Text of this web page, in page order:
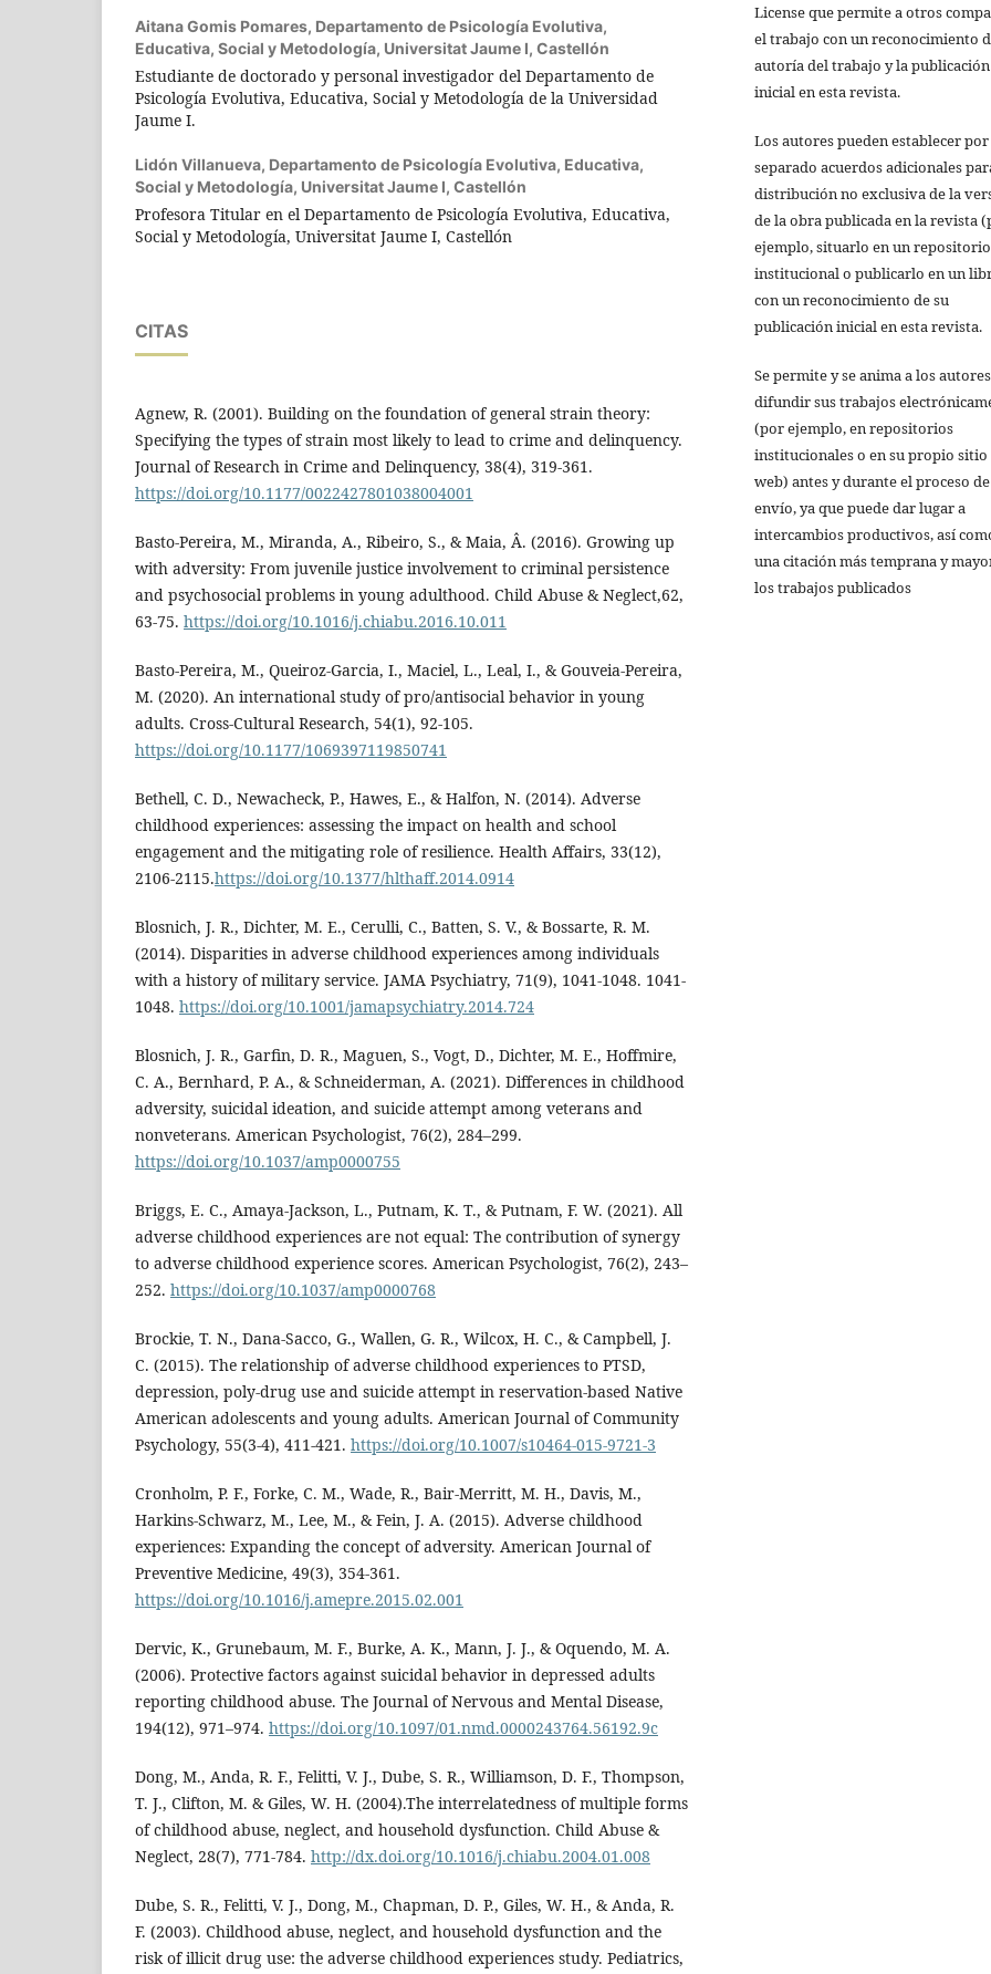
Aitana Gomis Pomares, Departamento de Psicología Evolutiva,
Educativa, Social y Metodología, Universitat Jaume I, Castellón
Estudiante de doctorado y personal investigador del Departamento de
Psicología Evolutiva, Educativa, Social y Metodología de la Universidad
Jaume I.
Lidón Villanueva, Departamento de Psicología Evolutiva, Educativa,
Social y Metodología, Universitat Jaume I, Castellón
Profesora Titular en el Departamento de Psicología Evolutiva, Educativa,
Social y Metodología, Universitat Jaume I, Castellón
CITAS
Agnew, R. (2001). Building on the foundation of general strain theory:
Specifying the types of strain most likely to lead to crime and delinquency.
Journal of Research in Crime and Delinquency, 38(4), 319-361.
https://doi.org/10.1177/0022427801038004001
Basto-Pereira, M., Miranda, A., Ribeiro, S., & Maia, Â. (2016). Growing up
with adversity: From juvenile justice involvement to criminal persistence
and psychosocial problems in young adulthood. Child Abuse & Neglect,62,
63-75. https://doi.org/10.1016/j.chiabu.2016.10.011
Basto-Pereira, M., Queiroz-Garcia, I., Maciel, L., Leal, I., & Gouveia-Pereira,
M. (2020). An international study of pro/antisocial behavior in young
adults. Cross-Cultural Research, 54(1), 92-105.
https://doi.org/10.1177/1069397119850741
Bethell, C. D., Newacheck, P., Hawes, E., & Halfon, N. (2014). Adverse
childhood experiences: assessing the impact on health and school
engagement and the mitigating role of resilience. Health Affairs, 33(12),
2106-2115.https://doi.org/10.1377/hlthaff.2014.0914
Blosnich, J. R., Dichter, M. E., Cerulli, C., Batten, S. V., & Bossarte, R. M.
(2014). Disparities in adverse childhood experiences among individuals
with a history of military service. JAMA Psychiatry, 71(9), 1041-1048. 1041-
1048. https://doi.org/10.1001/jamapsychiatry.2014.724
Blosnich, J. R., Garfin, D. R., Maguen, S., Vogt, D., Dichter, M. E., Hoffmire,
C. A., Bernhard, P. A., & Schneiderman, A. (2021). Differences in childhood
adversity, suicidal ideation, and suicide attempt among veterans and
nonveterans. American Psychologist, 76(2), 284–299.
https://doi.org/10.1037/amp0000755
Briggs, E. C., Amaya-Jackson, L., Putnam, K. T., & Putnam, F. W. (2021). All
adverse childhood experiences are not equal: The contribution of synergy
to adverse childhood experience scores. American Psychologist, 76(2), 243–
252. https://doi.org/10.1037/amp0000768
Brockie, T. N., Dana-Sacco, G., Wallen, G. R., Wilcox, H. C., & Campbell, J.
C. (2015). The relationship of adverse childhood experiences to PTSD,
depression, poly-drug use and suicide attempt in reservation-based Native
American adolescents and young adults. American Journal of Community
Psychology, 55(3-4), 411-421. https://doi.org/10.1007/s10464-015-9721-3
Cronholm, P. F., Forke, C. M., Wade, R., Bair-Merritt, M. H., Davis, M.,
Harkins-Schwarz, M., Lee, M., & Fein, J. A. (2015). Adverse childhood
experiences: Expanding the concept of adversity. American Journal of
Preventive Medicine, 49(3), 354-361.
https://doi.org/10.1016/j.amepre.2015.02.001
Dervic, K., Grunebaum, M. F., Burke, A. K., Mann, J. J., & Oquendo, M. A.
(2006). Protective factors against suicidal behavior in depressed adults
reporting childhood abuse. The Journal of Nervous and Mental Disease,
194(12), 971–974. https://doi.org/10.1097/01.nmd.0000243764.56192.9c
Dong, M., Anda, R. F., Felitti, V. J., Dube, S. R., Williamson, D. F., Thompson,
T. J., Clifton, M. & Giles, W. H. (2004).The interrelatedness of multiple forms
of childhood abuse, neglect, and household dysfunction. Child Abuse &
Neglect, 28(7), 771-784. http://dx.doi.org/10.1016/j.chiabu.2004.01.008
Dube, S. R., Felitti, V. J., Dong, M., Chapman, D. P., Giles, W. H., & Anda, R.
F. (2003). Childhood abuse, neglect, and household dysfunction and the
risk of illicit drug use: the adverse childhood experiences study. Pediatrics,
License que permite a otros
el trabajo con un reconocimiento
autoría del trabajo y la publicación
inicial en esta revista.
Los autores pueden establecer por
separado acuerdos adicionales
distribución no exclusiva de la
de la obra publicada en la revista
ejemplo, situarlo en un repositorio
institucional o publicarlo en un
con un reconocimiento de su
publicación inicial en esta revista.
Se permite y se anima a los
difundir sus trabajos
(por ejemplo, en repositorios
institucionales o en su propio sitio
web) antes y durante el proceso de
envío, ya que puede dar lugar a
intercambios productivos, así
una citación más temprana y
los trabajos publicados